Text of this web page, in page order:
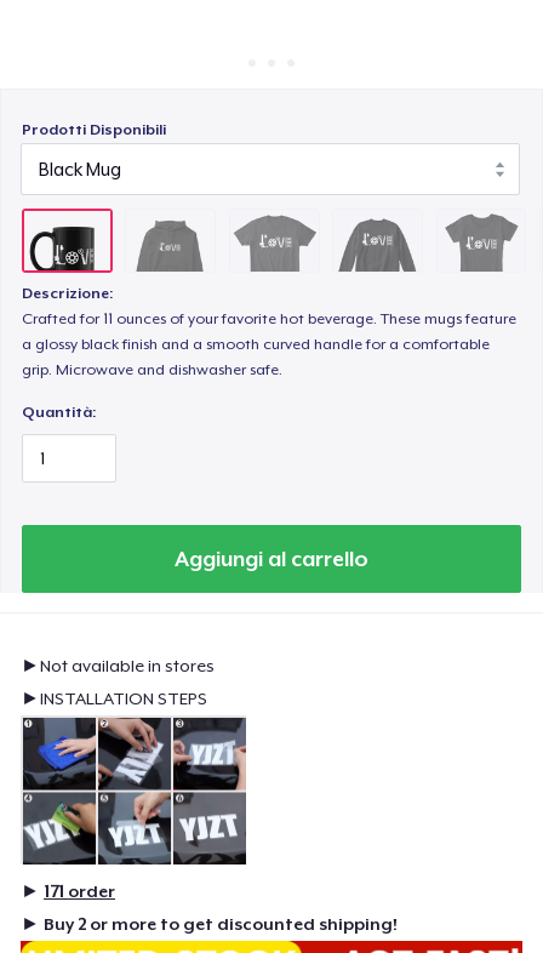
Prodotti Disponibili
Descrizione:
Crafted for 11 ounces of your favorite hot beverage. These mugs feature
a glossy black finish and a smooth curved handle for a comfortable
grip. Microwave and dishwasher safe.
Quantità:
Aggiungi al carrello
►Not available in stores
►INSTALLATION STEPS
► 171 order
► Buy 2 or more to get discounted shipping!
Women's Flowy Tank Top
Classic Long Sleeve Tee